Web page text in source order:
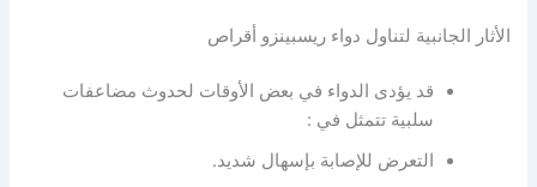
الأثار الجانبية لتناول دواء ريسبينزو أقراص
قد يؤدى الدواء في بعض الأوقات لحدوث مضاعفات
سلبية تتمثل في :
التعرض للإصابة بإسهال شديد.